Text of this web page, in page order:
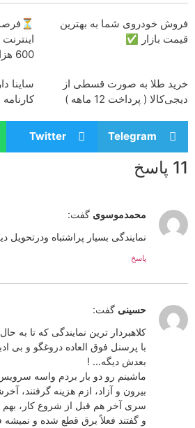
فروش خودروی شما به بهترین
قیمت بازار ✅
600 هزارتومان!!
خرید طلا به صورت قسطی از
دیجی‌کالا ( پرداخت 12 ماهه )
ساینا
Telegram
Twitter
11 پاسخ
محمدموسوی گفت:
نمایندگی بسیار پراشتباه ودرتحویل
پاسخ
حسینی گفت:
کلاهبردار ترین نمایندگی که تا به
با پرسنل فوق العاده دروغگو و بی
بعدش دیگه… !
ماشینم رو دو بار بردم واسه سرویس
بیرون و آزاد، ازم هزینه گرفتند،
و گفتند فعلاً برق قطع شده و نمیشه